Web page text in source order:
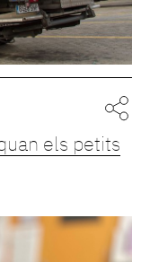
els petits